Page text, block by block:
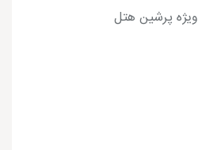
پرشین هتل